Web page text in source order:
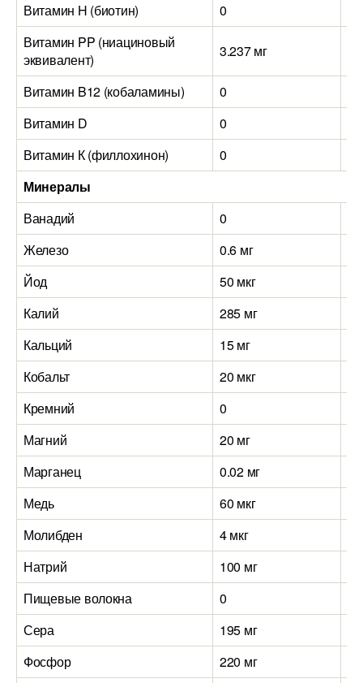
Витамин H (биотин)
0
Витамин PP (ниациновый
эквивалент)
3.237 мг
Витамин B12 (кобаламины) 0
Витамин D
0
Витамин К (филлохинон)
0
Минералы
Ванадий
0
Железо
0.6 мг
Йод
50 мкг
Калий
285 мг
Кальций
15 мг
Кобальт
20 мкг
Кремний
0
Магний
20 мг
Марганец
0.02 мг
Медь
60 мкг
Молибден
4 мкг
Натрий
100 мг
Пищевые волокна
0
Сера
195 мг
Фосфор
220 мг